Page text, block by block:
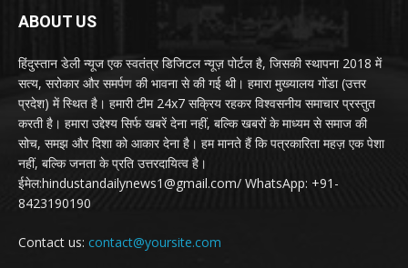
ABOUT US
हिंदुस्तान डेली न्यूज एक स्वतंत्र डिजिटल न्यूज़ पोर्टल है, जिसकी स्थापना 2018 में
सत्य, सरोकार और समर्पण की भावना से की गई थी। हमारा मुख्यालय गोंडा (उत्तर
प्रदेश) में स्थित है। हमारी टीम 24x7 सक्रिय रहकर विश्वसनीय समाचार प्रस्तुत
करती है। हमारा उद्देश्य सिर्फ खबरें देना नहीं, बल्कि खबरों के माध्यम से समाज की
सोच, समझ और दिशा को आकार देना है। हम मानते हैं कि पत्रकारिता महज़ एक पेशा
नहीं, बल्कि जनता के प्रति उत्तरदायित्व है।
ईमेल:hindustandailynews1@gmail.com/ WhatsApp: +91-
8423190190
Contact us: contact@yoursite.com